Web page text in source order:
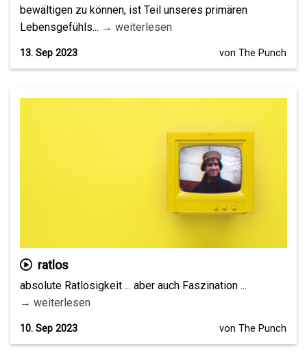
bewältigen zu können, ist Teil unseres primären
Lebensgefühls... → weiterlesen
13. Sep 2023 von The Punch
ratlos
absolute Ratlosigkeit ... aber auch Faszination ...
→ weiterlesen
10. Sep 2023 von The Punch